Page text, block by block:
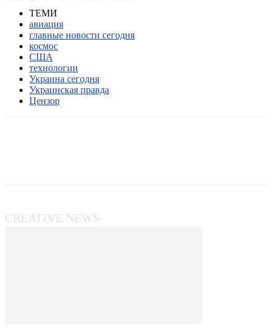
ТЕМИ
авиация
главные новости сегодня
космос
США
технологии
Украина сегодня
Украинская правда
Цензор
CREATIVE NEWS